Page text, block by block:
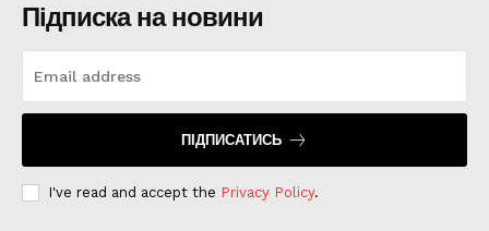
Підписка на новини
ПІДПИСАТИСЬ
I've read and accept the Privacy Policy.